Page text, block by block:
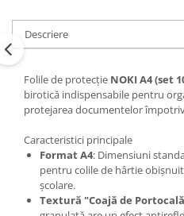
Descriere
Folile de protecție NOKI A4 (set
birotică indispensabile pentru
protejarea documentelor
Caracteristici principale​​​​​​​
Format A4: Dimensiuni
pentru colile de hârtie
școlare.
Textură "Coajă de